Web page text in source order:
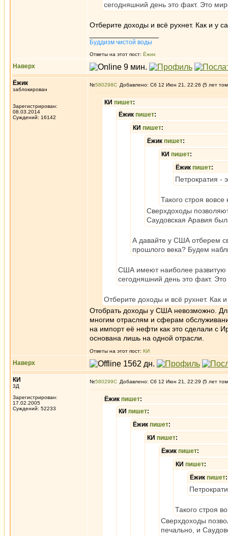
сегодняшний день это факт. Это
Отберите доходы и всё рухнет. Как и у
Буддизм чистой воды
Ответы на этот пост: Ёжик
Наверх
Ёжик
заблокирован
Зарегистрирован:
08.03.2014
Суждений: 16142
№580298 Добавлено: Сб 12 Июн 21, 22:26 (5 лет
КИ пишет:
Ёжик пишет:
КИ пишет:
Ёжик пишет:
КИ пишет:
Ёжик пишет:
Петрократия -
Такого строя
Сверхдоходы
Саудовская Аравия
А давайте у США отберем
прошлого века? Будем
США имеют наиболее развитую
сегодняшний день это факт.
Отберите доходы и всё рухнет. Как
Отобрать доходы у США невозможно.
многим отраслям и сферам
на импорт её нефти как это сделали с
основана лишь на одной отрасли.
Ответы на этот пост: КИ
Наверх
КИ
3Д
Зарегистрирован:
17.02.2005
Суждений: 52233
№580299 Добавлено: Сб 12 Июн 21, 22:29 (5 лет
Ёжик пишет:
КИ пишет:
Ёжик пишет:
КИ пишет:
Ёжик пишет:
КИ пишет:
Ёжик пишет:
Такого строя
Сверхдоходы
печально, и